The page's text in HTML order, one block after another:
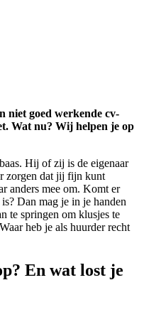
niet goed werkende cv-
Wat nu? Wij helpen je op
Hij of zij is de eigenaar
zorgen dat jij fijn kunt
anders mee om. Komt er
Dan mag je in je handen
te springen om klusjes te
heb je als huurder recht
En wat lost je